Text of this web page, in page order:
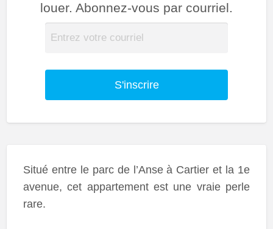
louer. Abonnez-vous par courriel.
S'inscrire
Situé entre le parc de l’Anse à Cartier et la 1e
avenue, cet appartement est une vraie perle
rare.